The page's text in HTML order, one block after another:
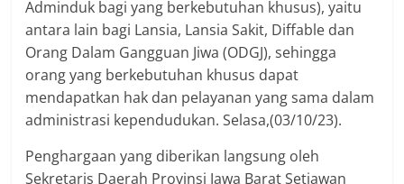
Adminduk bagi yang berkebutuhan khusus), yaitu
antara lain bagi Lansia, Lansia Sakit, Diffable dan
Orang Dalam Gangguan Jiwa (ODGJ), sehingga
orang yang berkebutuhan khusus dapat
mendapatkan hak dan pelayanan yang sama dalam
administrasi kependudukan. Selasa,(03/10/23).
Penghargaan yang diberikan langsung oleh
Sekretaris Daerah Provinsi Jawa Barat Setiawan